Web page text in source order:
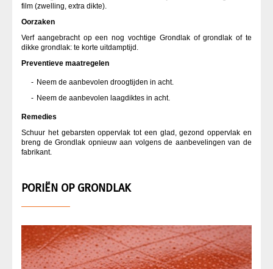
film (zwelling, extra dikte).
Oorzaken
Verf aangebracht op een nog vochtige Grondlak of grondlak of te
dikke grondlak: te korte uitdamptijd.
Preventieve maatregelen
Neem de aanbevolen droogtijden in acht.
Neem de aanbevolen laagdiktes in acht.
Remedies
Schuur het gebarsten oppervlak tot een glad, gezond oppervlak en
breng de Grondlak opnieuw aan volgens de aanbevelingen van de
fabrikant.
PORIËN OP GRONDLAK